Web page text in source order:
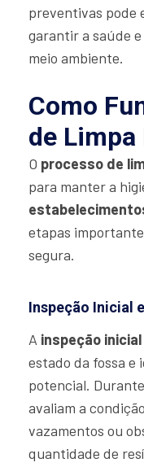
preventivas pode
garantir a saúde
meio ambiente.
Como
de Limpa
O processo de
para manter a
etapas
segura.
Inspeção Inicial
A inspeção inicial
estado da fossa
potencial.
avaliam a
vazamentos ou
quantidade de